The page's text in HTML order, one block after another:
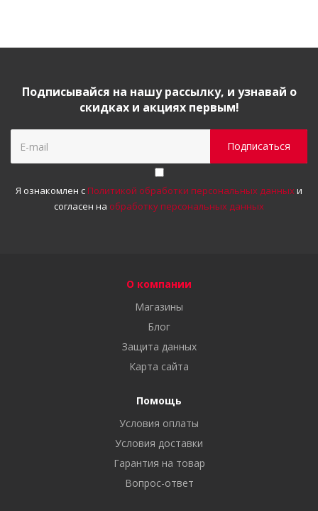
Подписывайся на нашу рассылку, и узнавай о
скидках и акциях первым!
Я ознакомлен с Политикой обработки персональных данныхи
согласен на обработку персональных данных
О компании
Магазины
Блог
Защита данных
Карта сайта
Помощь
Условия оплаты
Условия доставки
Гарантия на товар
Вопрос-ответ